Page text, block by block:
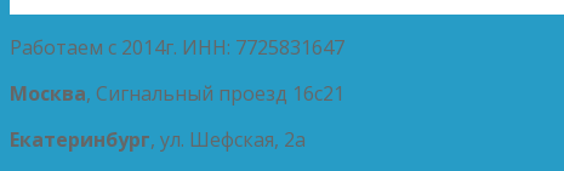
Работаем с 2014г. ИНН: 7725831647
Москва, Сигнальный проезд 16с21
Екатеринбург, ул. Шефская, 2а